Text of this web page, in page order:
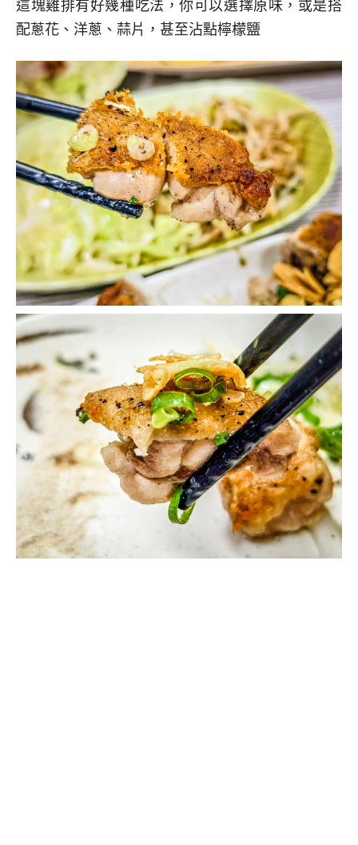
這塊雞排有好幾種吃法，你可以選擇原味，或是搭
配蔥花、洋蔥、蒜片，甚至沾點檸檬鹽